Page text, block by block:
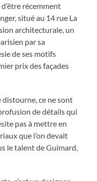
récemment
situé au 14 rue La
architecturale, un
par sa
de ses motifs
prix des façades
ce ne sont
de détails qui
pas à mettre en
que l’on devait
le talent de Guimard,